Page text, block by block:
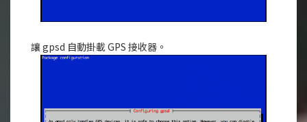
讓 gpsd 自動掛載 GPS 接收器。